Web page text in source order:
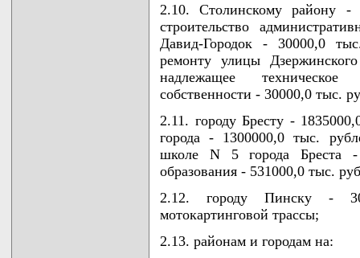
2.10. Столинскому району
строительство
Давид-Городок - 30000,0
ремонту улицы
надлежащее
собственности - 30000,0 тыс.
2.11. городу Бресту -
города - 1300000,0 тыс.
школе N 5 города Бреста -
образования - 531000,0 тыс.
2.12. городу Пинску -
мотокартинговой трассы;
2.13. районам и городам на: